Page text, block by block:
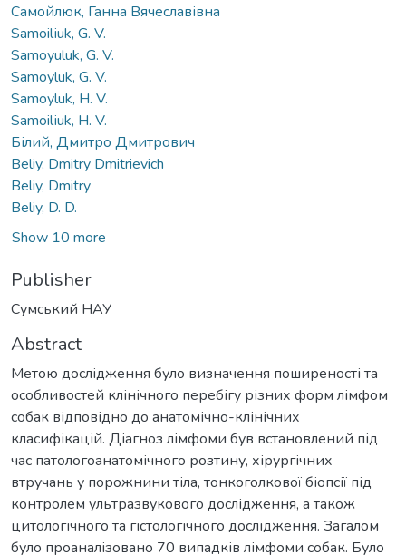
Самойлюк, Ганна Вячеславівна
Samoilіuk, G. V.
Samoyuluk, G. V.
Samoyluk, G. V.
Samoyluk, H. V.
Samoilіuk, Н. V.
Білий, Дмитро Дмитрович
Beliy, Dmitry Dmitrievich
Beliy, Dmitry
Beliy, D. D.
Show 10 more
Publisher
Сумський НАУ
Abstract
Метою дослідження було визначення поширеності та
особливостей клінічного перебігу різних форм лімфом
собак відповідно до анатомічно-клінічних
класифікацій. Діагноз лімфоми був встановлений під
час патологоанатомічного розтину, хірургічних
втручань у порожнини тіла, тонкоголкової біопсії під
контролем ультразвукового дослідження, а також
цитологічного та гістологічного дослідження. Загалом
було проаналізовано 70 випадків лімфоми собак. Було